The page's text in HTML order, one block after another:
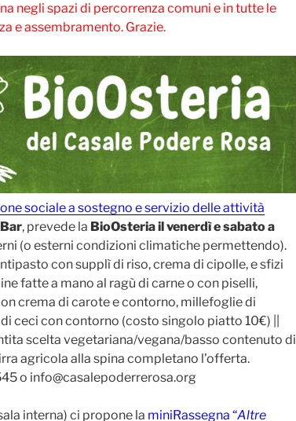
negli spazi di percorrenza comuni e in tutte le
e assembramento. Grazie.
sociale a sostegno e servizio delle attività
, prevede la BioOsteria il venerdì e sabato a
(o esterni condizioni climatiche permettendo).
con supplì di riso, crema di cipolle, e sfizi
fatte a mano al ragù di carne o con piselli,
crema di carote e contorno, millefoglie di
ceci con contorno (costo singolo piatto 10€) ||
scelta vegetariana/vegana/basso contenuto di
agricola alla spina completano l’offerta.
o info@casalepoderrerosa.org
interna) ci propone la miniRassegna “Altre